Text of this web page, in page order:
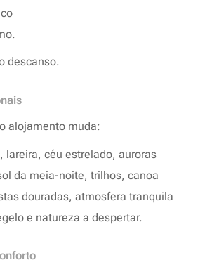
descanso.
alojamento muda:
lareira, céu estrelado, auroras
da meia-noite, trilhos, canoa
douradas, atmosfera tranquila
e natureza a despertar.